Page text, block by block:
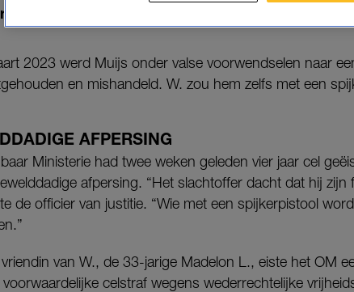
voor de gijzeling en mishandeling van
2023 werd Muijs onder valse voorwendselen naar
en mishandeld. W. zou hem zelfs met een
AFPERSING
Ministerie had twee weken geleden vier jaar cel
afpersing. “Het slachtoffer dacht dat hij zijn
de officier van justitie. “Wie met een spijkerpistool
van W., de 33-jarige Madelon L., eiste het OM
celstraf wegens wederrechtelijke